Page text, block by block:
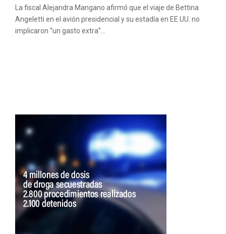
La fiscal Alejandra Mangano afirmó que el viaje de Bettina
Angeletti en el avión presidencial y su estadía en EE.UU. no
implicaron “un gasto extra”...